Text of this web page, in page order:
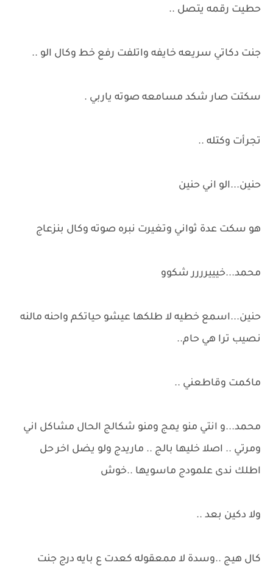
حطيت رقمه يتصل ..
جنت دكاتي سريعه خايفه واتلفت رفع خط وكال الو ..
سكتت صار شكد مسامعه صوته ياربي .
تجرأت وكتله ..
حنين...الو اني حنين
هو سكت عدة ثواني وتغيرت نبره صوته وكال بنزعاج
محمد...خيييرررر شكوو
حنين...اسمع خطيه لا طلكها عيشو حياتكم واحنه مالنه
نصيب ترا هي حام..
ماكمت وقاطعني ..
محمد...و انتي منو يمج ومنو شكالج الحال مشاكل اني
ومرتي .. اصلا خليها بالج .. ماريدج ولو يضل اخر حل
اطلك ندى علمودج ماسويها ..خوش
ولا دكين بعد ..
كال هيج ..وسدة لا ممعقوله كعدت ع بايه درج جنت